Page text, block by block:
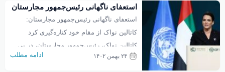
استعفای ناگهانی رئیس‌جمهور مجارستان
استعفای ناگهانی رئیس‌جمهور مجارستان:
کاتالین نواک از مقام خود کناره‌گیری کرد
کاتالین نواک، رئیس‌جمهور مجارستان، در پی
جنجال‌های اخیر بر سر عفو یک فرد محکوم به
۲۴ بهمن ۱۴۰۲ ادامه مطلب